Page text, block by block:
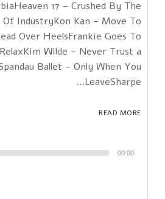
17 – Crushed By The
Of IndustryKon Kan – Move To
Over HeelsFrankie Goes To
Wilde – Never Trust a
Ballet – Only When You
LeaveSharpe…
READ MORE
00:00